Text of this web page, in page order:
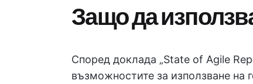
Защо да
Според доклада „State of Agile
възможностите за използване